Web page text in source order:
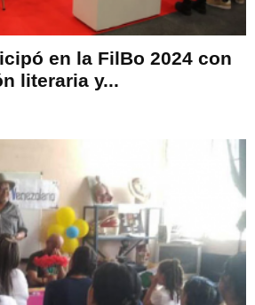
en la FilBo 2024 con
literaria y...